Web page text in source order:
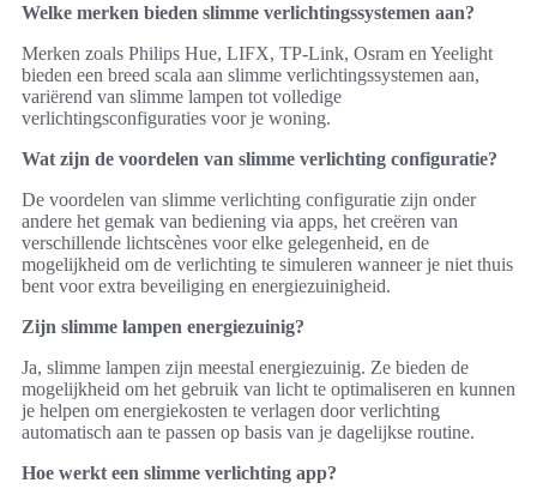
Welke merken bieden slimme verlichtingssystemen aan?
Merken zoals Philips Hue, LIFX, TP-Link, Osram en Yeelight
bieden een breed scala aan slimme verlichtingssystemen aan,
variërend van slimme lampen tot volledige
verlichtingsconfiguraties voor je woning.
Wat zijn de voordelen van slimme verlichting configuratie?
De voordelen van slimme verlichting configuratie zijn onder
andere het gemak van bediening via apps, het creëren van
verschillende lichtscènes voor elke gelegenheid, en de
mogelijkheid om de verlichting te simuleren wanneer je niet thuis
bent voor extra beveiliging en energiezuinigheid.
Zijn slimme lampen energiezuinig?
Ja, slimme lampen zijn meestal energiezuinig. Ze bieden de
mogelijkheid om het gebruik van licht te optimaliseren en kunnen
je helpen om energiekosten te verlagen door verlichting
automatisch aan te passen op basis van je dagelijkse routine.
Hoe werkt een slimme verlichting app?